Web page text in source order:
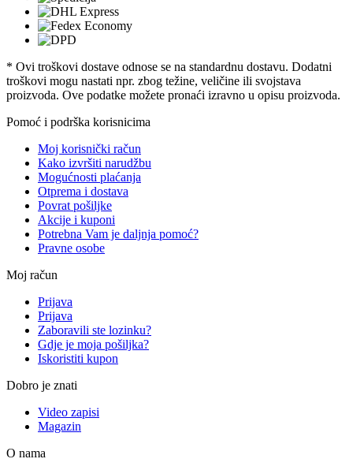
* Ovi troškovi dostave odnose se na standardnu ​​dostavu. Dodatni
troškovi mogu nastati npr. zbog težine, veličine ili svojstava
proizvoda. Ove podatke možete pronaći izravno u opisu proizvoda.
Pomoć i podrška korisnicima
Moj korisnički račun
Kako izvršiti narudžbu
Mogućnosti plaćanja
Otprema i dostava
Povrat pošiljke
Akcije i kuponi
Potrebna Vam je daljnja pomoć?
Pravne osobe
Moj račun
Prijava
Prijava
Zaboravili ste lozinku?
Gdje je moja pošiljka?
Iskoristiti kupon
Dobro je znati
Video zapisi
Magazin
O nama